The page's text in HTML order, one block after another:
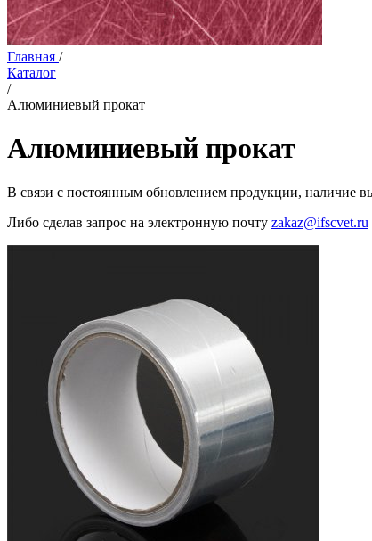
Главная /
Каталог
/
Алюминиевый прокат
Алюминиевый прокат
В связи с постоянным обновлением продукции, наличие
Либо сделав запрос на электронную почту zakaz@ifscvet.ru